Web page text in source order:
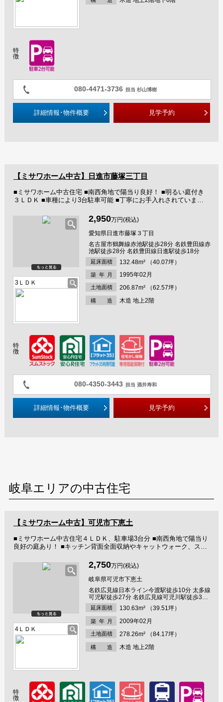
特
徴
080-4471-3736 担当 杉山博樹
詳細情報･物件概要 見学予約
【ミサワホーム中古】日進市藤塚三丁目
■ミサワホーム中古住宅 ■南西角地で陽当り良好！ ■明るい庭付き
３ＬＤＫ ■車種により3台駐車可能 ■丁寧にお手入れされています ■
件は国の基準に適合した安心Ｒ住宅です ■こちらはフラット35適合
3ＬＤＫ
2,950万円(税込)
愛知県日進市藤塚３丁目
名古屋市鶴舞線赤池駅徒歩28分 名鉄豊田線赤
池駅徒歩28分 名鉄豊田線日進駅徒歩18分
延床面積 132.48m² （40.07坪）
築年 月 1995年02月
土地面積 206.87m² （62.57坪）
構 造 木造 地上2階
特
徴
080-4350-3443 担当 酒井寿和
詳細情報･物件概要 見学予約
岐阜エリアの中古住宅
【ミサワホーム中古】可児市下恵土
■ミサワホーム中古住宅４ＬＤＫ、駐車場3台分 ■南西角地で陽当り
良好の庭あり！ ■キッチン背面全面収納やキャットウォーク、スキ
■この物件は国の基準に適合した安心Ｒ住宅です
4ＬＤＫ
2,750万円(税込)
岐阜県可児市下恵土
名鉄広見線日本ライン今渡駅徒歩10分 太多線
可児駅徒歩27分 名鉄広見線可児川駅徒歩32
分延床面積 130.63m² （39.51坪）
築年 月 2009年02月
土地面積 278.26m² （84.17坪）
構 造 木造 地上2階
特
徴